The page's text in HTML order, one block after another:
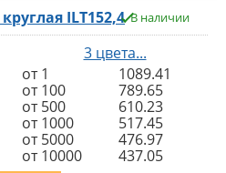
ILT152,4 В наличии
3 цвета...
от 1
1089.41
от 100
789.65
от 500
610.23
от 1000
517.45
от 5000
476.97
от 10000
437.05